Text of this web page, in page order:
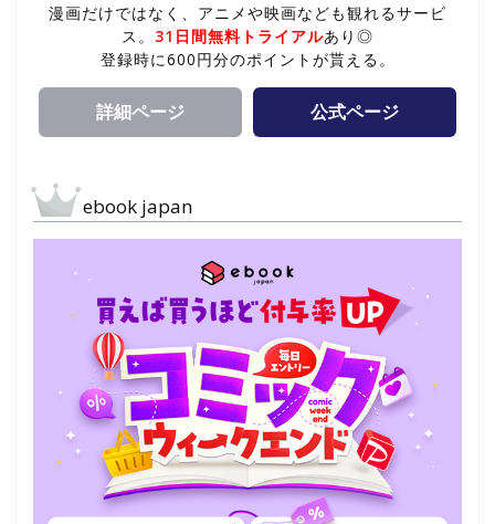
漫画だけではなく、アニメや映画なども観れるサービ
ス。 31日間無料トライアルあり◎
登録時に600円分のポイントが貰える。
詳細ページ 公式ページ
ebook japan